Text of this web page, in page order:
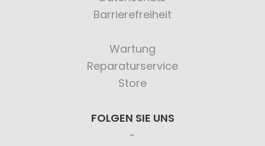
Barrierefreiheit
Wartung
Reparaturservice
Store
FOLGEN SIE UNS